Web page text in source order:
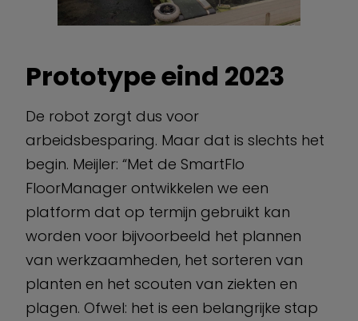
Prototype eind 2023
De robot zorgt dus voor
arbeidsbesparing. Maar dat is slechts het
begin. Meijler: “Met de SmartFlo
FloorManager ontwikkelen we een
platform dat op termijn gebruikt kan
worden voor bijvoorbeeld het plannen
van werkzaamheden, het sorteren van
planten en het scouten van ziekten en
plagen. Ofwel: het is een belangrijke stap